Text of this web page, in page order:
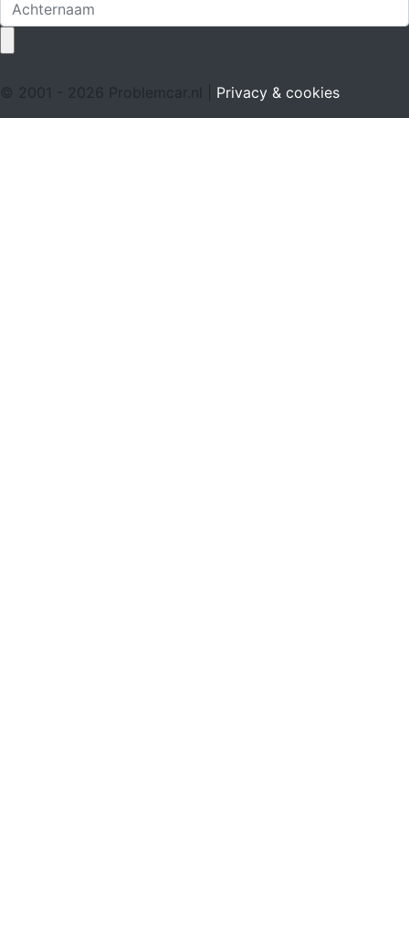
© 2001 - 2026 Problemcar.nl | Privacy & cookies